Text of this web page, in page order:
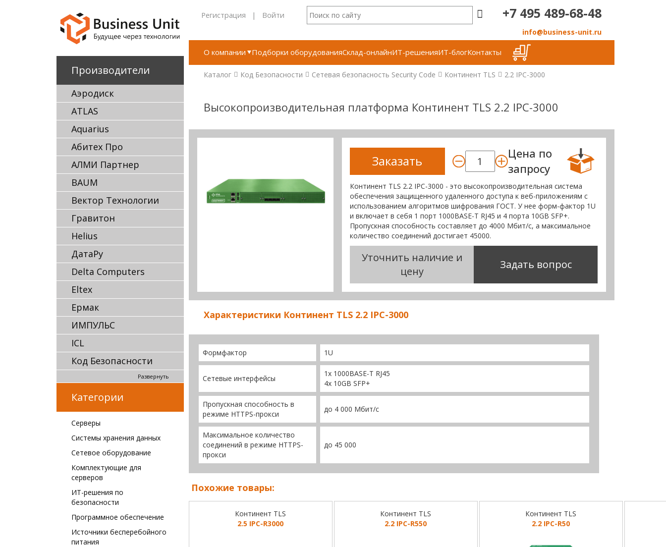
Производители
Аэродиск
ATLAS
Aquarius
Абитех Про
АЛМИ Партнер
BAUM
Вектор Технологии
Гравитон
Helius
ДатаРу
Delta Computers
Eltex
Ермак
ИМПУЛЬС
ICL
Код Безопасности
Развернуть
Категории
Серверы
Системы хранения данных
Сетевое оборудование
Комплектующие для
серверов
ИТ-решения по
безопасности
Программное обеспечение
Источники бесперебойного
питания
Регистрация | Войти +7 495 489-68-48
info@business-unit.ru
О компании Подборки оборудованияСклад-онлайнИТ-решенияИТ-блогКонтакты
Каталог Код Безопасности Сетевая безопасность Security Code Континент TLS 2.2 IPC-3000
Высокопроизводительная платформа Континент TLS 2.2 IPC-3000
Заказать
Цена по
запросу
Континент TLS 2.2 IPC-3000 - это высокопроизводительная система
обеспечения защищенного удаленного доступа к веб-приложениям с
использованием алгоритмов шифрования ГОСТ. У нее форм-фактор 1U
и включает в себя 1 порт 1000BASE-T RJ45 и 4 порта 10GB SFP+.
Пропускная способность составляет до 4000 Мбит/с, а максимальное
количество соединений достигает 45000.
Уточнить наличие и
цену
Задать вопрос
Характеристики Континент TLS 2.2 IPC-3000
Формфактор 1U
Сетевые интерфейсы
1х 1000BASE-T RJ45
4x 10GB SFP+
Пропускная способность в
режиме HTTPS-прокси
до 4 000 Мбит/с
Максимальное количество
соединений в режиме HTTPS-
прокси
до 45 000
Похожие товары:
Континент TLS
2.5 IPC-R3000
Континент TLS
2.2 IPC-R550
Континент TLS
2.2 IPC-R50